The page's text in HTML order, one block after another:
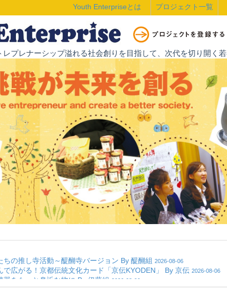
Youth Enterpriseとは プロジェクト一覧
レプレナーシップ溢れる社会創りを目指して、次代を切り開く